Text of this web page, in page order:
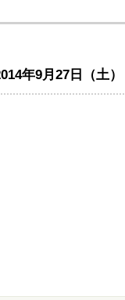
年9月27日（土）